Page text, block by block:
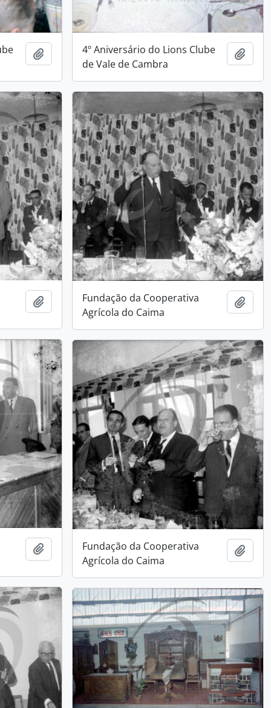
Add to clipboard4º Aniversário do Lions Clube
de Vale de Cambra
Add
Add to clipboardFundação da Cooperativa
Agrícola do Caima
Add
Add to clipboardFundação da Cooperativa
Agrícola do Caima
Add